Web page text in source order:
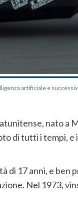
artificiale e
nato a
di tutti i tempi, e
di 17 anni, e ben
Nel 1973,